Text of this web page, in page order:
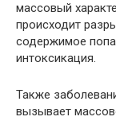
массовый
происходит
содержимое
интоксикация.
Также
вызывает